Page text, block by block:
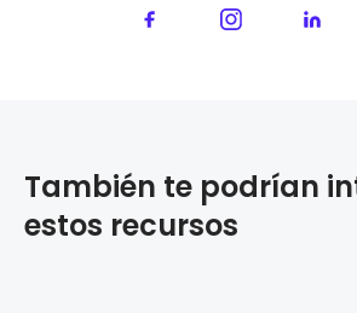
También te podrían
estos recursos